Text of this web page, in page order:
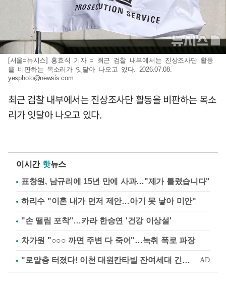
[서울=뉴시스] 홍효식 기자 = 최근 검찰 내부에서는 진상조사단 활동
을 비판하는 목소리가 잇달아 나오고 있다. 2026.07.08.
yesphoto@newsis.com
최근 검찰 내부에서는 진상조사단 활동을 비판하는 목소
리가 잇달아 나오고 있다.
이시간 핫뉴스
표창원, 남규리에 15년 만에 사과…"제가 틀렸습니다"
하리수 "이혼 내가 먼저 제안…아기 못 낳아 미안"
"손 떨림 포착"…카라 한승연 '건강 이상설'
차가원 "○○○ 까면 주변 다 죽어"…녹취 폭로 파장